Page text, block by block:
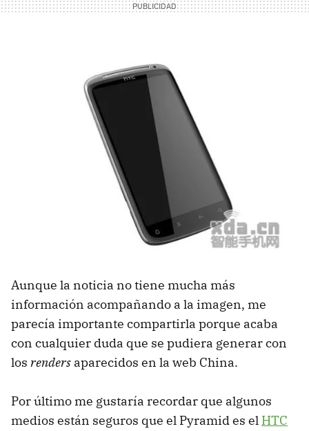
Aunque la noticia no tiene mucha más
información acompañando a la imagen, me
parecía importante compartirla porque acaba
con cualquier duda que se pudiera generar con
los renders aparecidos en la web China.
Por último me gustaría recordar que algunos
medios están seguros que el Pyramid es el HTC